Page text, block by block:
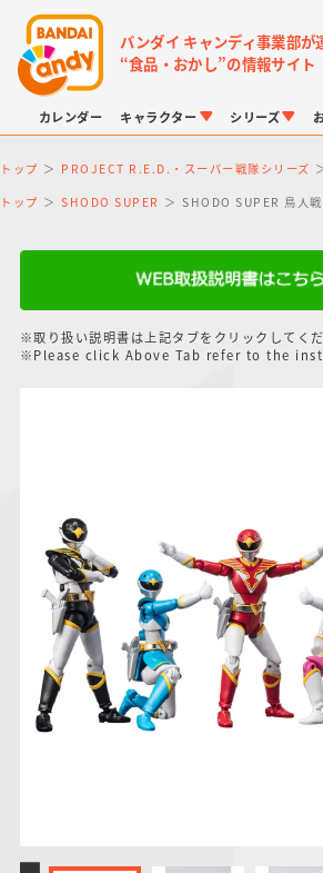
バンダイ キャンディ事業部が
“食品・おかし”の情報サイト
カレンダー キャラクター
仮面ライダーシリー
PROJECT R.E.D.・
ポケットモンスター
シリーズ
つりグミ
＆スクエアシール
SMPシリーズ
トップ PROJECT R.E.D.・スーパー戦隊シリーズ
トップ SHODO SUPER SHODO SUPER 鳥人
※取り扱い説明書は上記タブをクリックしてくだ
※Please click Above Tab refer to the